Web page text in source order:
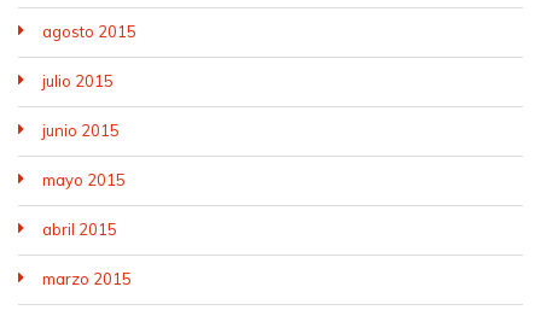
agosto 2015
julio 2015
junio 2015
mayo 2015
abril 2015
marzo 2015